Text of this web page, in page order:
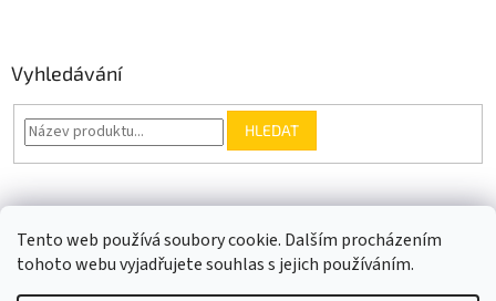
Tento web používá soubory cookie. Dalším procházením
tohoto webu vyjadřujete souhlas s jejich používáním.
Vyhledávání
HLEDAT